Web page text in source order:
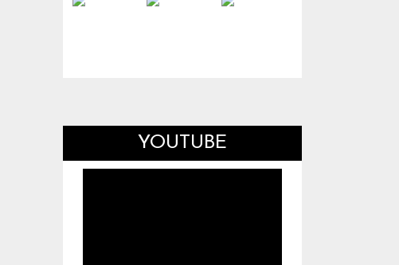
YOUTUBE